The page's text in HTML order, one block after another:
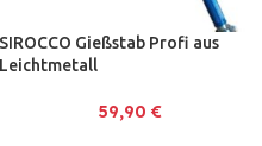
SIROCCO Gießstab Profi aus
Leichtmetall
59,90 €